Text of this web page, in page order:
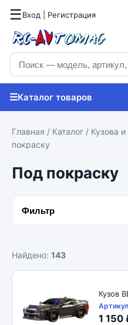
☰Вход | Регистрация
☰Каталог товаров
Главная / Каталог / Кузова
покраску
Под покраску
Фильтр
Найдено: 143
Кузов
1 150